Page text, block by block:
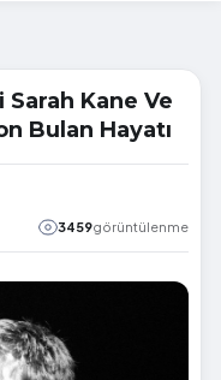
Kane Ve
Bulan Hayatı
3459görüntülenme